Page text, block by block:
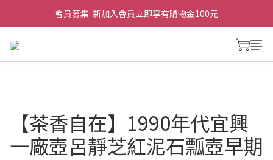
會員募集  新加入會員立即享有購物金100元
【茶香自在】1990年代宜興
一廠壺呂靜芝紅泥石瓢壺早期